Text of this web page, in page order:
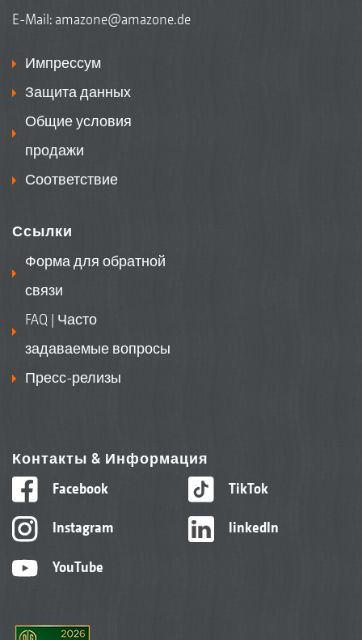
E-Mail: amazone@amazone.de
Импрессум
Защита данных
Общие условия
продажи
Соответствие
Ссылки
Форма для обратной
связи
FAQ | Часто
задаваемые вопросы
Пресс-релизы
Контакты & Информация
Facebook
Instagram
YouTube
TikTok
linkedIn